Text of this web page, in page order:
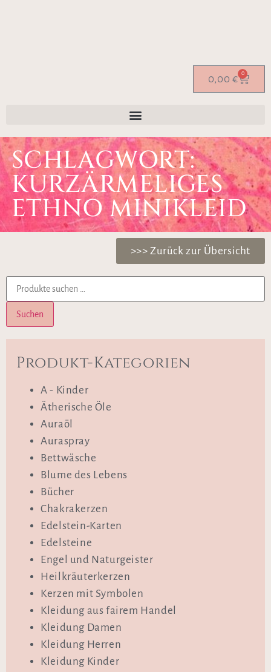
0,00 € 0
SCHLAGWORT:
KURZÄRMELIGES
ETHNO MINIKLEID
>>> Zurück zur Übersicht
Suchen
Produkt-Kategorien
A - Kinder
Ätherische Öle
Auraöl
Auraspray
Bettwäsche
Blume des Lebens
Bücher
Chakrakerzen
Edelstein-Karten
Edelsteine
Engel und Naturgeister
Heilkräuterkerzen
Kerzen mit Symbolen
Kleidung aus fairem Handel
Kleidung Damen
Kleidung Herren
Kleidung Kinder